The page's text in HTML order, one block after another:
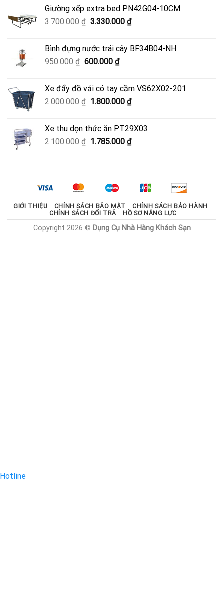
4.500.000 ₫.là:
4.050.000 ₫.
Giường xếp extra bed PN42G04-10CM
3.700.000₫ Giá
3.700.000 ₫.
3.330.000 ₫Giá
là:
Bình đựng nước trái cây BF34B04-NH
950.000₫ Giá
950.000 ₫.
600.000 ₫Giá
là:
600.000 ₫.
Xe đẩy đồ vải có tay cầm VS62X02-201
2.000.000₫ Giá
2.000.000 ₫.
1.800.000 ₫Giá
là:
1.800.000 ₫.
Xe thu dọn thức ăn PT29X03
2.100.000₫ Giá
1.785.000 ₫Giá
1.785.000 ₫.
GIỚI THIỆU CHÍNH SÁCH BẢO MẬT
CHÍNH SÁCH BẢO HÀNH
CHÍNH SÁCH ĐỔI TRẢ
HỒ SƠ NĂNG LỰC
Copyright 2026 © Dụng Cụ Nhà Hàng Khách Sạn
Hotline